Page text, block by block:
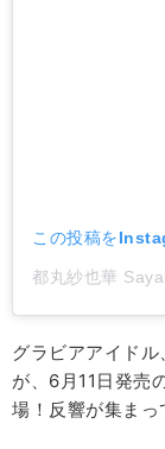
この投稿を
グラビアアイド
が、6月11日発売
場！反響が集まっ